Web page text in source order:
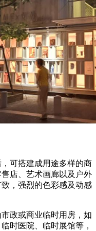
可搭建成用途多样的商
店、艺术画廊以及户外
，强烈的色彩感及动感
政或商业临时用房，如
时医院、临时展馆等，